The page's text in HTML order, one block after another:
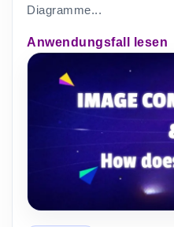
Diagramme...
Anwendungsfall lesen